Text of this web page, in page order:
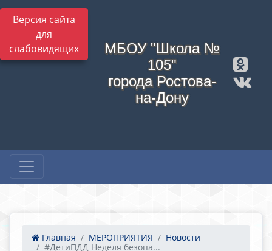
Версия сайта
для
слабовидящих
МБОУ "Школа №
105"
города Ростова-
на-Дону
Главная МЕРОПРИЯТИЯ
Новости
#ДетиПДД Неделя безопа...